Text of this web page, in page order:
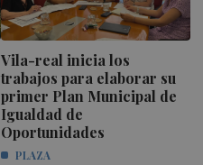
Vila-real inicia los
trabajos para elaborar su
primer Plan Municipal de
Igualdad de
Oportunidades
PLAZA